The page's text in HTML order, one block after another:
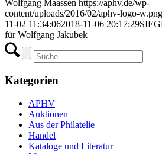
Wolfgang Maassen https://aphv.de/wp-
content/uploads/2016/02/aphv-logo-w.png
11-02 11:34:062018-11-06 20:17:29
für Wolfgang Jakubek
Kategorien
APHV
Auktionen
Aus der Philatelie
Handel
Kataloge und Literatur